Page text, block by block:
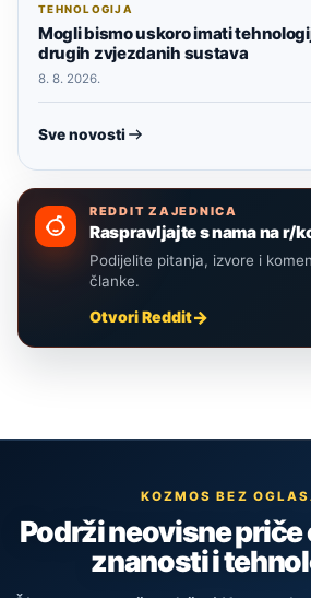
TEHNOLOGIJA
Mogli bismo uskoro imati
drugih zvjezdanih sustava
8. 8. 2026.
Sve novosti
REDDIT ZAJEDNICA
Raspravljajte s nama na r/
Podijelite pitanja, izvore i
članke.
Otvori Reddit
KOZMOS BEZ
Podrži neovisne priče
znanosti i